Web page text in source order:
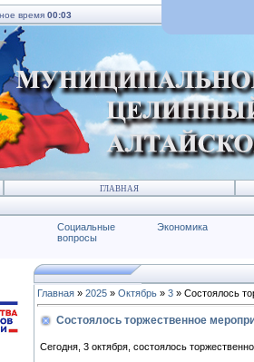
время 00:03
ГЛАВНАЯ
Социальные
вопросы
Экономика
Главная » 2025 » Октябрь » 3 » Состоялось
Состоялось торжественное
Сегодня, 3 октября, состоялось